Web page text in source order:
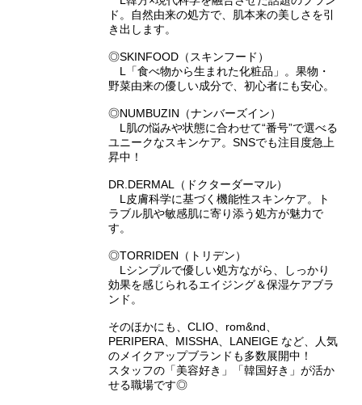
ド。自然由来の処方で、肌本来の美しさを引
き出します。
◎SKINFOOD（スキンフード）
L「食べ物から生まれた化粧品」。果物・
野菜由来の優しい成分で、初心者にも安心。
◎NUMBUZIN（ナンバーズイン）
L肌の悩みや状態に合わせて“番号”で選べる
ユニークなスキンケア。SNSでも注目度急上
昇中！
DR.DERMAL（ドクターダーマル）
L皮膚科学に基づく機能性スキンケア。ト
ラブル肌や敏感肌に寄り添う処方が魅力で
す。
◎TORRIDEN（トリデン）
Lシンプルで優しい処方ながら、しっかり
効果を感じられるエイジング＆保湿ケアブラ
ンド。
そのほかにも、CLIO、rom&nd、
PERIPERA、MISSHA、LANEIGE など、人気
のメイクアップブランドも多数展開中！
スタッフの「美容好き」「韓国好き」が活か
せる職場です◎